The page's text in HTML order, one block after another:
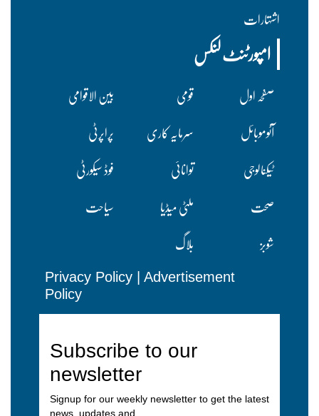
اشتہارات
امپورٹنٹ لنکس
صفحہ اول قومی
بین الاقوامی
آٹوموبائل
سرمایہ کاری
پراپرٹی
ٹیکنالوجی
توانائی
فوڈ سیکورٹی
صحت
ملٹی میڈیا
سیاحت
شوبز
بلاگ
Privacy Policy
Advertisement
Policy
Subscribe to our
newsletter
Signup for our weekly newsletter to get the latest
news, updates and